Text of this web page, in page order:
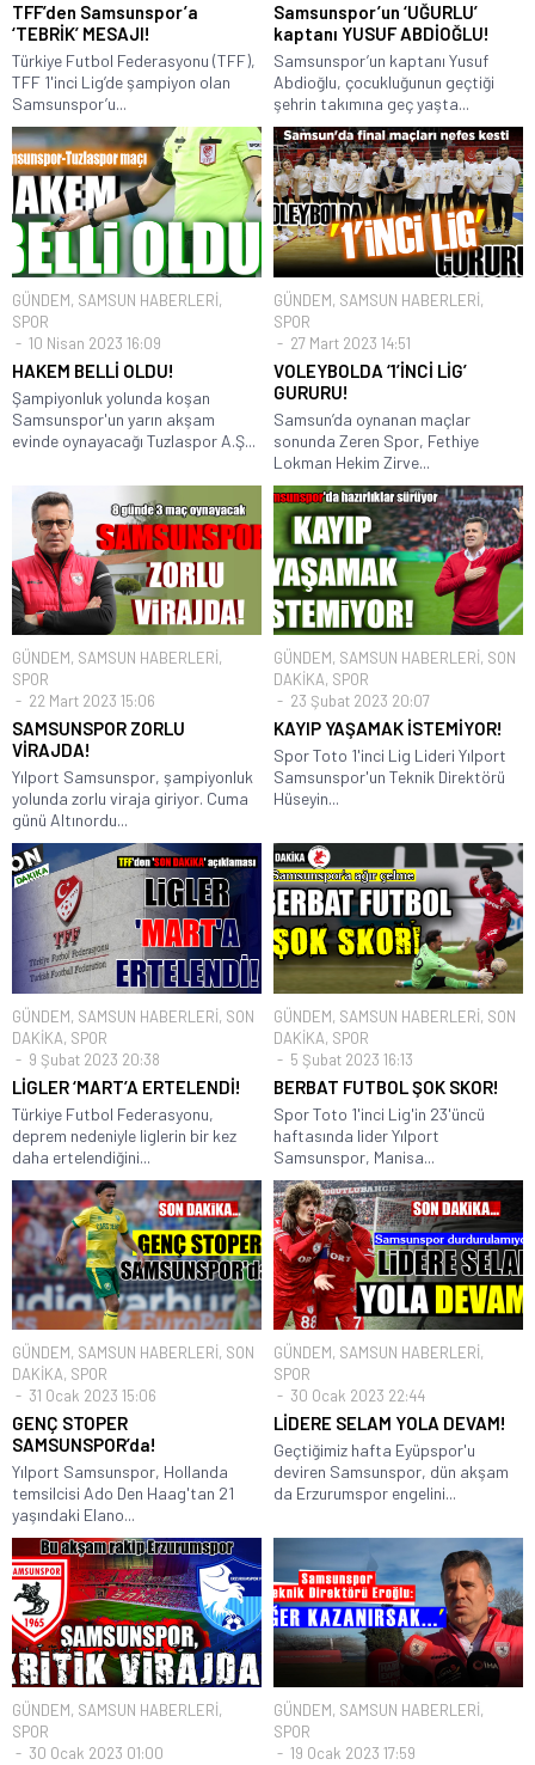
TFF’den Samsunspor’a
‘TEBRİK’ MESAJI!
Türkiye Futbol Federasyonu (TFF),
TFF 1'inci Lig’de şampiyon olan
Samsunspor’u...
Samsunspor’un ‘UĞURLU’
kaptanı YUSUF ABDİOĞLU!
Samsunspor’un kaptanı Yusuf
Abdioğlu, çocukluğunun geçtiği
şehrin takımına geç yaşta...
GÜNDEM, SAMSUN HABERLERİ,
SPOR
10 Nisan 2023 16:09
HAKEM BELLİ OLDU!
Şampiyonluk yolunda koşan
Samsunspor'un yarın akşam
evinde oynayacağı Tuzlaspor A.Ş...
GÜNDEM, SAMSUN HABERLERİ,
SPOR
27 Mart 2023 14:51
VOLEYBOLDA ‘1’İNCİ LİG’
GURURU!
Samsun’da oynanan maçlar
sonunda Zeren Spor, Fethiye
Lokman Hekim Zirve...
GÜNDEM, SAMSUN HABERLERİ,
SPOR
22 Mart 2023 15:06
SAMSUNSPOR ZORLU
VİRAJDA!
Yılport Samsunspor, şampiyonluk
yolunda zorlu viraja giriyor. Cuma
günü Altınordu...
GÜNDEM, SAMSUN HABERLERİ, SON
DAKİKA, SPOR
23 Şubat 2023 20:07
KAYIP YAŞAMAK İSTEMİYOR!
Spor Toto 1'inci Lig Lideri Yılport
Samsunspor'un Teknik Direktörü
Hüseyin...
GÜNDEM, SAMSUN HABERLERİ, SON
DAKİKA, SPOR
9 Şubat 2023 20:38
LİGLER ‘MART’A ERTELENDİ!
Türkiye Futbol Federasyonu,
deprem nedeniyle liglerin bir kez
daha ertelendiğini...
GÜNDEM, SAMSUN HABERLERİ, SON
DAKİKA, SPOR
5 Şubat 2023 16:13
BERBAT FUTBOL ŞOK SKOR!
Spor Toto 1'inci Lig'in 23'üncü
haftasında lider Yılport
Samsunspor, Manisa...
GÜNDEM, SAMSUN HABERLERİ, SON
DAKİKA, SPOR
31 Ocak 2023 15:06
GENÇ STOPER
SAMSUNSPOR’da!
Yılport Samsunspor, Hollanda
temsilcisi Ado Den Haag'tan 21
yaşındaki Elano...
GÜNDEM, SAMSUN HABERLERİ,
SPOR
30 Ocak 2023 22:44
LİDERE SELAM YOLA DEVAM!
Geçtiğimiz hafta Eyüpspor'u
deviren Samsunspor, dün akşam
da Erzurumspor engelini...
GÜNDEM, SAMSUN HABERLERİ,
SPOR
30 Ocak 2023 01:00
GÜNDEM, SAMSUN HABERLERİ,
SPOR
19 Ocak 2023 17:59